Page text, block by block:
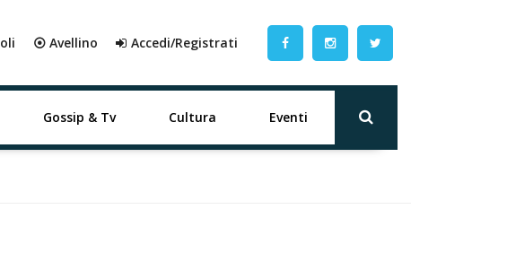
⦿ Avellino Accedi/Registrati
Gossip & Tv Cultura Eventi